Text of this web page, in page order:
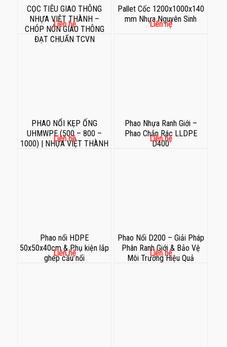
CỌC TIÊU GIAO THÔNG
NHỰA VIỆT THÀNH –
CHÓP NÓN GIAO THÔNG
ĐẠT CHUẨN TCVN
Liên hệ
Pallet Cốc 1200x1000x140
mm Nhựa Nguyên Sinh
Liên hệ
PHAO NỔI KẸP ỐNG
UHMWPE (500 – 800 –
1000) | NHỰA VIỆT THÀNH
Liên hệ
Phao Nhựa Ranh Giới –
Phao Chắn Rác LLDPE
D400
Liên hệ
Phao nổi HDPE
50x50x40cm & Phụ kiện lắp
ghép cầu nổi
Liên hệ
Phao Nổi D200 – Giải Pháp
Phân Ranh Giới & Bảo Vệ
Môi Trường Hiệu Quả
Liên hệ